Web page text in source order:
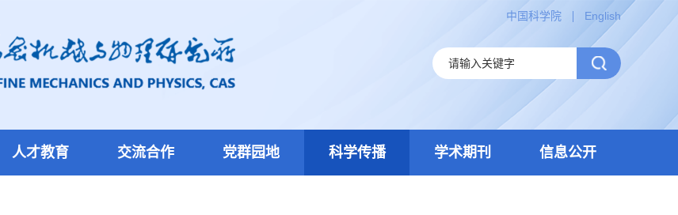
中国科学院 English
人才教育 交流合作 党群园地 科学传播 学术期刊 信息公开